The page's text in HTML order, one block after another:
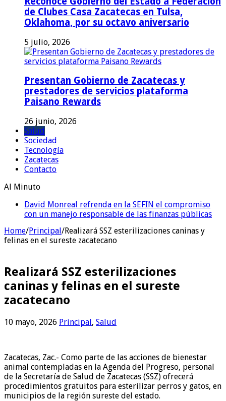
de Clubes Casa Zacatecas en Tulsa,
Oklahoma, por su octavo aniversario
5 julio, 2026
Presentan Gobierno de Zacatecas y
prestadores de servicios plataforma
Paisano Rewards
26 junio, 2026
Salud
Sociedad
Tecnología
Zacatecas
Contacto
Al Minuto
David Monreal refrenda en la SEFIN el compromiso
con un manejo responsable de las finanzas públicas
Home/Principal/Realizará SSZ esterilizaciones caninas y
felinas en el sureste zacatecano
Realizará SSZ esterilizaciones
caninas y felinas en el sureste
zacatecano
10 mayo, 2026 Principal, Salud
Zacatecas, Zac.- Como parte de las acciones de bienestar
animal contempladas en la Agenda del Progreso, personal
de la Secretaría de Salud de Zacatecas (SSZ) ofrecerá
procedimientos gratuitos para esterilizar perros y gatos, en
municipios de la región sureste del estado.